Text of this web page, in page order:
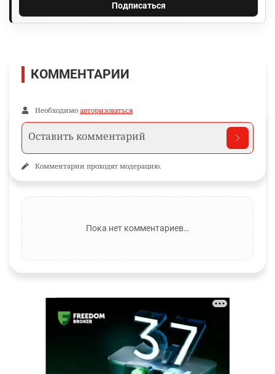
Подписаться
КОММЕНТАРИИ
Необходимо авторизоваться
Комментарии проходят модерацию.
Пока нет комментариев…